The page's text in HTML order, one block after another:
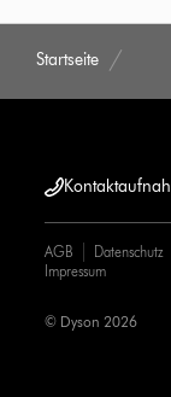
Startseite
AGB Datenschutz
Impressum
© Dyson 2026